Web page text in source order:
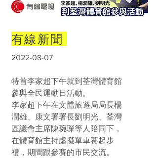
有線新聞
2022-08-07
特首李家超下午就到荃灣體育館
參與全民運動日活動。
李家超下午在文體旅遊局局長楊
潤雄、康文署署長劉明光、荃灣
區議會主席陳琬琛等人陪同下，
在體育館主持虛擬單車賽起步
禮，期間跟參賽的市民交流。